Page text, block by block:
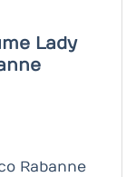
Lady
Rabanne